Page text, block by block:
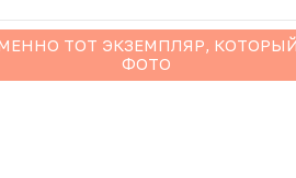
ТОТ ЭКЗЕМПЛЯР,
ФОТО